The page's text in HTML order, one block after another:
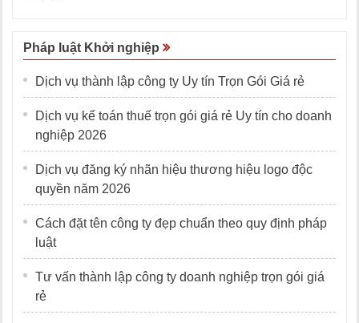
Pháp luật Khởi nghiệp
Dịch vụ thành lập công ty Uy tín Trọn Gói Giá rẻ
Dịch vụ kế toán thuế trọn gói giá rẻ Uy tín cho doanh
nghiệp 2026
Dịch vụ đăng ký nhãn hiệu thương hiệu logo độc
quyền năm 2026
Cách đặt tên công ty đẹp chuẩn theo quy định pháp
luật
Tư vấn thành lập công ty doanh nghiệp trọn gói giá
rẻ